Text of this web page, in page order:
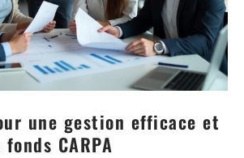
une gestion efficace et
CARPA